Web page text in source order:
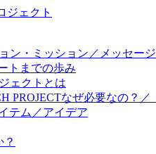
ン・ミッション／メッセージ
トまでの歩み
ェクトとは
PROJECTなぜ必要なの？／
テム／アイデア